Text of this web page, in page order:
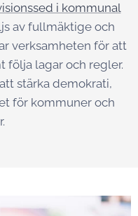
i kommunal
av fullmäktige och
verksamheten för att
följa lagar och regler.
stärka demokrati,
för kommuner och